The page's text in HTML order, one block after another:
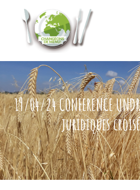
19/04/24 CONFERENCE
juridiques